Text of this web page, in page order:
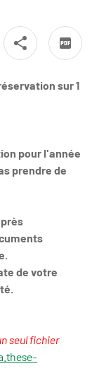
sur 1
pour l'année
prendre de
de votre
seul fichier